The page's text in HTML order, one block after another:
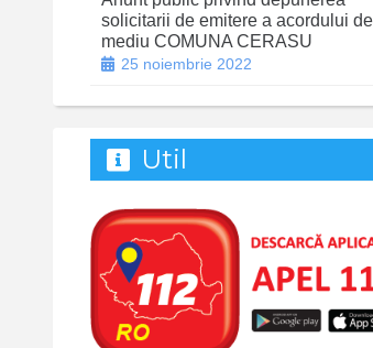
solicitarii de emitere a acordului de
mediu COMUNA CERASU
25 noiembrie 2022
Util